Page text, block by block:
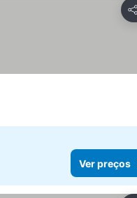
Ver preços